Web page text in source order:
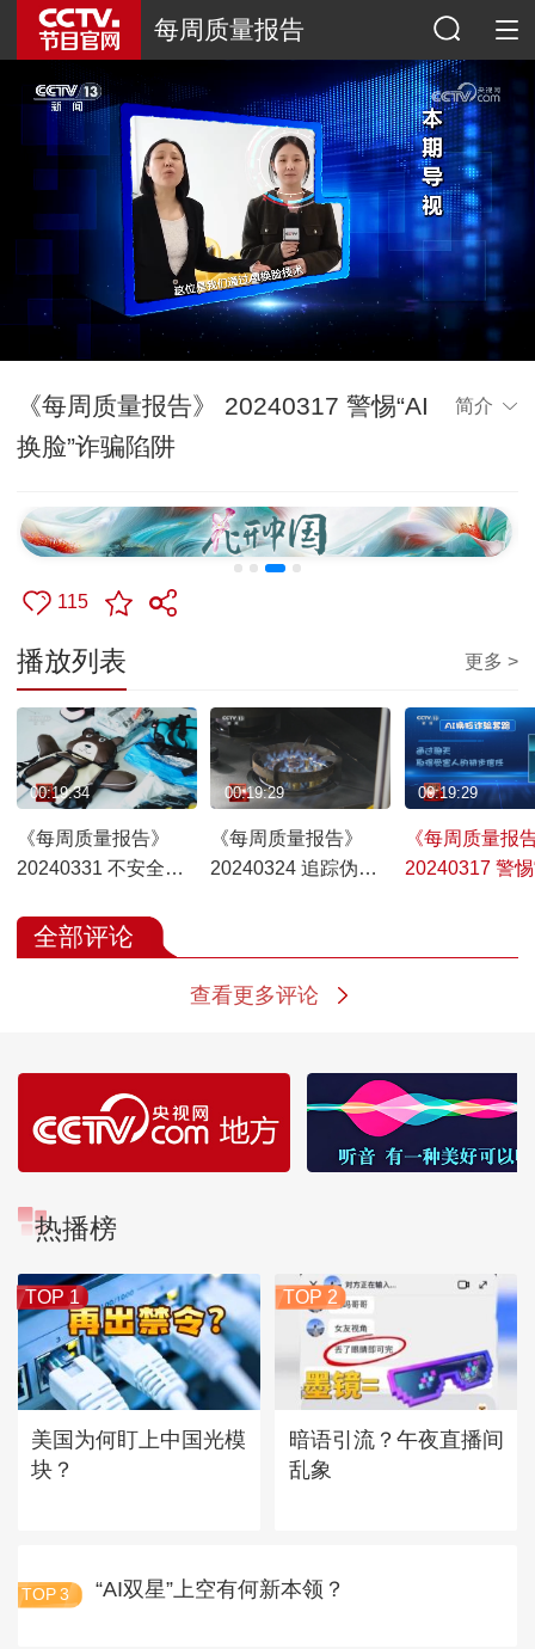
每周质量报告
《每周质量报告》 20240317 警惕“AI
换脸”诈骗陷阱
简介
115
播放列表 更多 >
《每周质量报告》
20240331 不安全的
00:19:34
《每周质量报告》
20240324 追踪伪劣
00:19:29
《每周质量报
20240317 警惕
00:19:29
全部评论
查看更多评论
热播榜
TOP 1
美国为何盯上中国光模
块？
TOP 2
暗语引流？午夜直播间
乱象
TOP 3 “AI双星”上空有何新本领？